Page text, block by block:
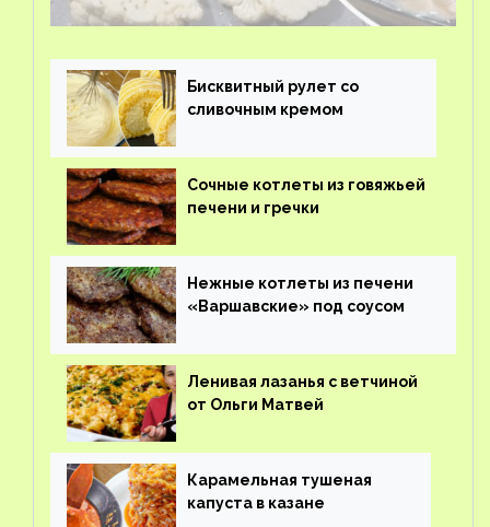
Бисквитный рулет со
сливочным кремом
Сочные котлеты из говяжьей
печени и гречки
Нежные котлеты из печени
«Варшавские» под соусом
Ленивая лазанья с ветчиной
от Ольги Матвей
Карамельная тушеная
капуста в казане